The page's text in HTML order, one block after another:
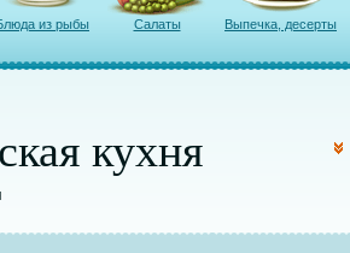
из рыбы Салаты Выпечка, десерты
кухня